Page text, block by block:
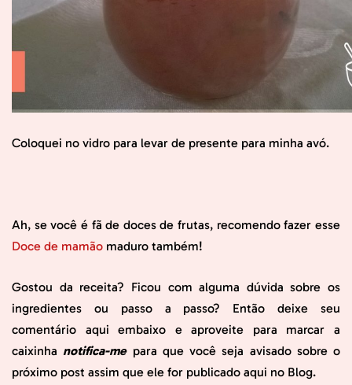
Coloquei no vidro para levar de presente para minha avó.
Ah, se você é fã de doces de frutas, recomendo fazer esse
Doce de mamão maduro também!
Gostou da receita? Ficou com alguma dúvida sobre os
ingredientes ou passo a passo? Então deixe seu
comentário aqui embaixo e aproveite para marcar a
caixinha notifica-mepara que você seja avisado sobre o
próximo post assim que ele for publicado aqui no Blog.